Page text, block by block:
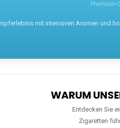
Premium-
mit intensiven Aromen und
WARUM
Entdecken Sie
Zigaretten